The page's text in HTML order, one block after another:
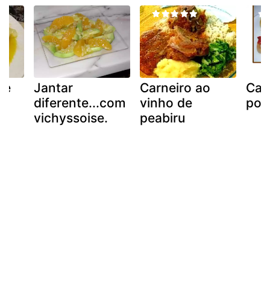
Jantar
diferente...com
vichyssoise.
Carneiro ao
vinho de
peabiru